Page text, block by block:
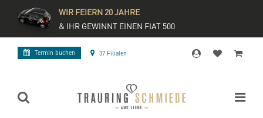
WIR FEIERN 20 JAHRE
& IHR GEWINNT EINEN FIAT 500
Termin buchen 37 Filialen